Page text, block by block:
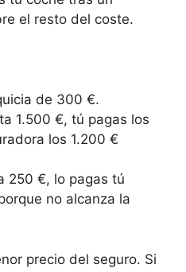
el resto del coste.
de 300 €.
1.500 €, tú pagas los
los 1.200 €
250 €, lo pagas tú
no alcanza la
precio del seguro. Si